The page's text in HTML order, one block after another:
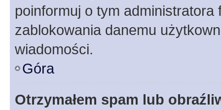
poinformuj o tym
zablokowania danemu
wiadomości.
Góra
Otrzymałem spam lub